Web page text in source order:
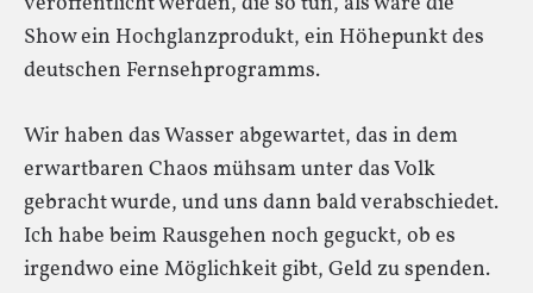
Show ein Hochglanzprodukt, ein Höhepunkt des
deutschen Fernsehprogramms.
Wir haben das Wasser abgewartet, das in dem
erwartbaren Chaos mühsam unter das Volk
gebracht wurde, und uns dann bald verabschiedet.
Ich habe beim Rausgehen noch geguckt, ob es
irgendwo eine Möglichkeit gibt, Geld zu spenden.